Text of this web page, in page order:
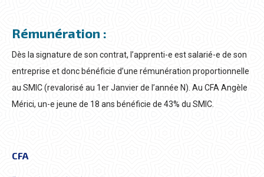
Rémunération :
Dès la signature de son contrat, l’apprenti-e est salarié-e de son
entreprise et donc bénéficie d’une rémunération proportionnelle
au SMIC (revalorisé au 1er Janvier de l’année N). Au CFA Angèle
Mérici, un-e jeune de 18 ans bénéficie de 43% du SMIC.
CFA